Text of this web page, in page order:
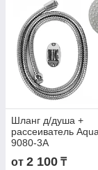
Шланг д/душа +
рассеиватель
9080-3А
от 2 100 ₸